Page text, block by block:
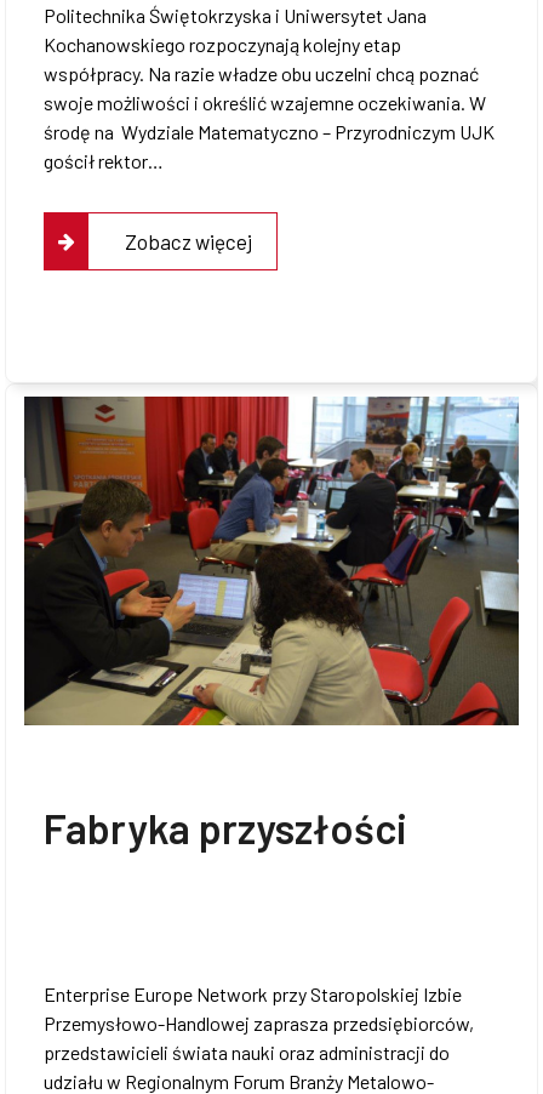
Politechnika Świętokrzyska i Uniwersytet Jana
Kochanowskiego rozpoczynają kolejny etap
współpracy. Na razie władze obu uczelni chcą poznać
swoje możliwości i określić wzajemne oczekiwania. W
środę na Wydziale Matematyczno – Przyrodniczym UJK
gościł rektor…
Zobacz więcej
Fabryka przyszłości
Enterprise Europe Network przy Staropolskiej Izbie
Przemysłowo-Handlowej zaprasza przedsiębiorców,
przedstawicieli świata nauki oraz administracji do
udziału w Regionalnym Forum Branży Metalowo-